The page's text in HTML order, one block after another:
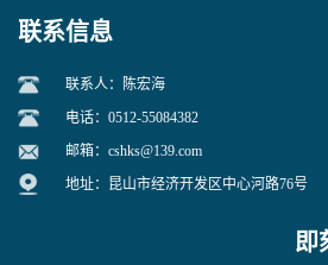
联系信息
联系人：陈宏海
电话：0512-55084382
邮箱： cshks@139.com
地址：昆山市经济开发区中心河路76号
即